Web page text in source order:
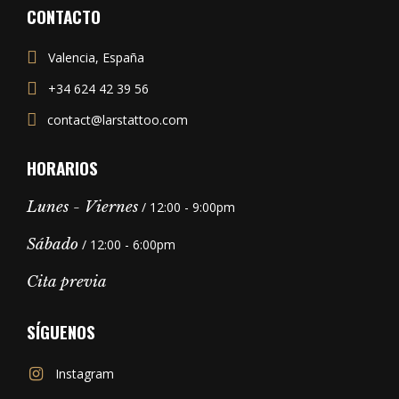
CONTACTO
Valencia, España
+34 624 42 39 56
contact@larstattoo.com
HORARIOS
Lunes - Viernes / 12:00 - 9:00pm
Sábado / 12:00 - 6:00pm
Cita previa
SÍGUENOS
Instagram